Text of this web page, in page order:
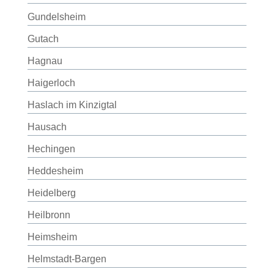
Gundelsheim
Gutach
Hagnau
Haigerloch
Haslach im Kinzigtal
Hausach
Hechingen
Heddesheim
Heidelberg
Heilbronn
Heimsheim
Helmstadt-Bargen